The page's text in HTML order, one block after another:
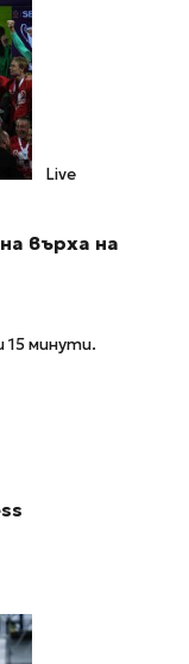
Live
върха на
15 минути.